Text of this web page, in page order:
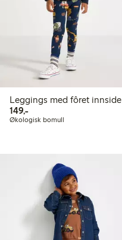
Leggings med fôret innside
149,-149,00 kr
Økologisk bomull